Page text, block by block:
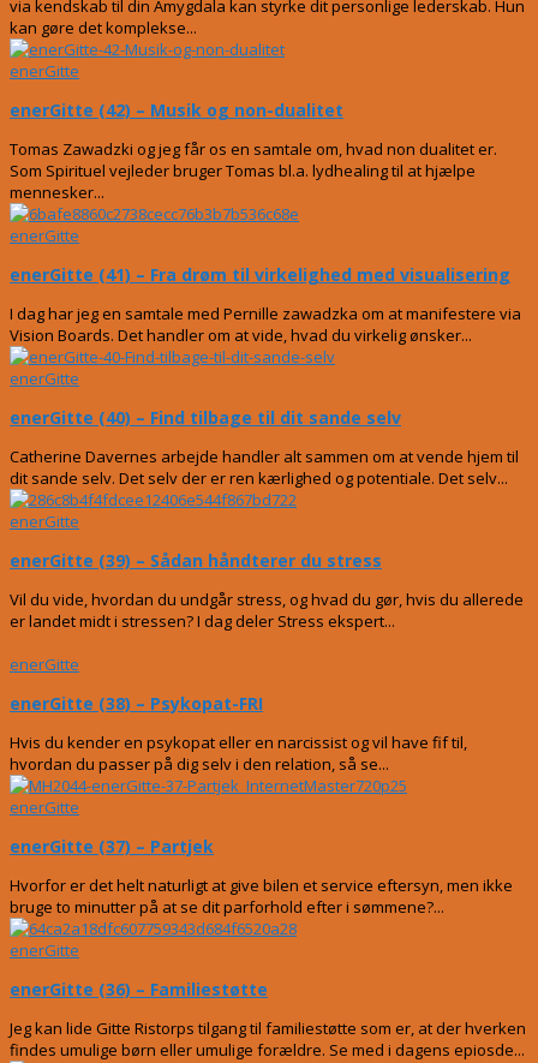
via kendskab til din Amygdala kan styrke dit personlige lederskab. Hun
kan gøre det komplekse...
enerGitte
enerGitte (42) – Musik og non-dualitet
Tomas Zawadzki og jeg får os en samtale om, hvad non dualitet er.
Som Spirituel vejleder bruger Tomas bl.a. lydhealing til at hjælpe
mennesker...
enerGitte
enerGitte (41) – Fra drøm til virkelighed med visualisering
I dag har jeg en samtale med Pernille zawadzka om at manifestere via
Vision Boards. Det handler om at vide, hvad du virkelig ønsker...
enerGitte
enerGitte (40) – Find tilbage til dit sande selv
Catherine Davernes arbejde handler alt sammen om at vende hjem til
dit sande selv. Det selv der er ren kærlighed og potentiale. Det selv...
enerGitte
enerGitte (39) – Sådan håndterer du stress
Vil du vide, hvordan du undgår stress, og hvad du gør, hvis du allerede
er landet midt i stressen? I dag deler Stress ekspert...
enerGitte
enerGitte (38) – Psykopat-FRI
Hvis du kender en psykopat eller en narcissist og vil have fif til,
hvordan du passer på dig selv i den relation, så se...
enerGitte
enerGitte (37) – Partjek
Hvorfor er det helt naturligt at give bilen et service eftersyn, men ikke
bruge to minutter på at se dit parforhold efter i sømmene?...
enerGitte
enerGitte (36) – Familiestøtte
Jeg kan lide Gitte Ristorps tilgang til familiestøtte som er, at der hverken
findes umulige børn eller umulige forældre. Se med i dagens epiosde...